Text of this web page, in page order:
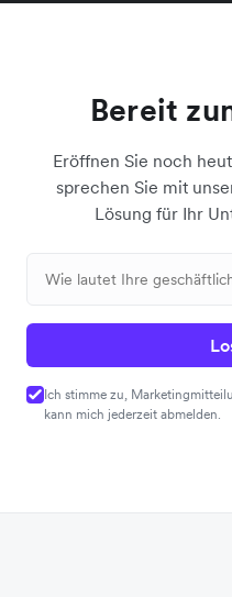
Bereit
Eröffnen Sie noch
sprechen Sie mit
Lösung für Ihr
Ich stimme zu,
kann mich jederzeit abmelden.